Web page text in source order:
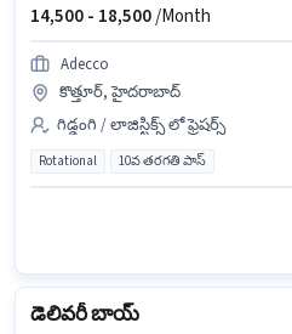
14,500 - 18,500/Month
Adecco
కొత్తూర్, హైదరాబాద్
గిడ్డంగి / లాజిస్టిక్స్ లో ఫ్రెషర్స్
Rotational 10వ తరగతి పాస్
డెలివరీ బాయ్